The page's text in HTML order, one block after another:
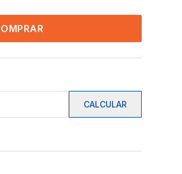
CALCULAR